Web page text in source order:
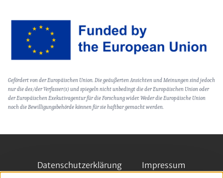
Image
Text
(optional)
Gefördert von der Europäischen Union. Die geäußerten Ansichten und Meinungen sind jedoch
nur die des/der Verfasser(s) und spiegeln nicht unbedingt die der Europäischen Union oder
der Europäischen Exekutivagentur für die Forschung wider. Weder die Europäische Union
noch die Bewilligungsbehörde können für sie haftbar gemacht werden.
Datenschutzerklärung Impressum